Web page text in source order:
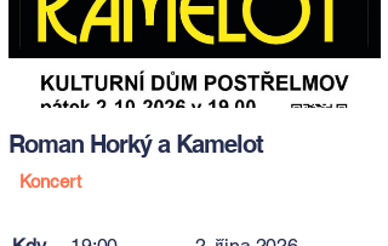
Roman Horký a Kamelot
Koncert